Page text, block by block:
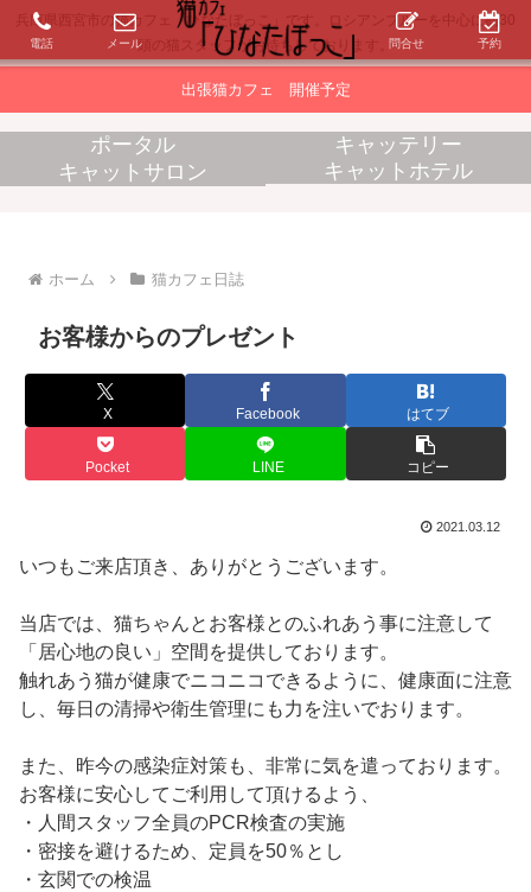
兵庫県西宮市の猫カフェ「ひなたぼっこ」です。ロシアンブルーを中心に約30
頭の猫スタッフがお待ちしております。
出張猫カフェ 開催予定
ポータル
キャッテリー
キャットサロン
キャットホテル
ホーム 猫カフェ日誌
お客様からのプレゼント
X Facebook はてブ
Pocket LINE コピー
2021.03.12
いつもご来店頂き、ありがとうございます。
当店では、猫ちゃんとお客様とのふれあう事に注意して
「居心地の良い」空間を提供しております。
触れあう猫が健康でニコニコできるように、健康面に注意
し、毎日の清掃や衛生管理にも力を注いでおります。
また、昨今の感染症対策も、非常に気を遣っております。
お客様に安心してご利用して頂けるよう、
・人間スタッフ全員のPCR検査の実施
・密接を避けるため、定員を50％とし
・玄関での検温
電話 メール 問合せ 予約